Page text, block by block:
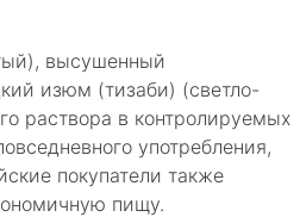
высушенный
изюм (тизаби) (светло-
раствора в контролируемых
употребления,
покупатели также
пищу.